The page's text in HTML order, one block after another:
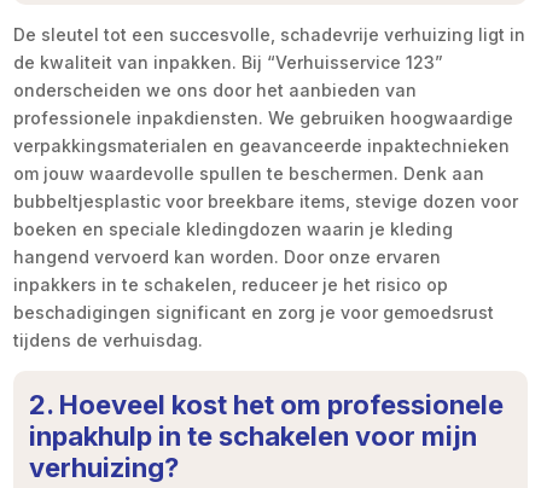
De sleutel tot een succesvolle, schadevrije verhuizing ligt in
de kwaliteit van inpakken. Bij “Verhuisservice 123”
onderscheiden we ons door het aanbieden van
professionele inpakdiensten. We gebruiken hoogwaardige
verpakkingsmaterialen en geavanceerde inpaktechnieken
om jouw waardevolle spullen te beschermen. Denk aan
bubbeltjesplastic voor breekbare items, stevige dozen voor
boeken en speciale kledingdozen waarin je kleding
hangend vervoerd kan worden. Door onze ervaren
inpakkers in te schakelen, reduceer je het risico op
beschadigingen significant en zorg je voor gemoedsrust
tijdens de verhuisdag.
2. Hoeveel kost het om professionele
inpakhulp in te schakelen voor mijn
verhuizing?